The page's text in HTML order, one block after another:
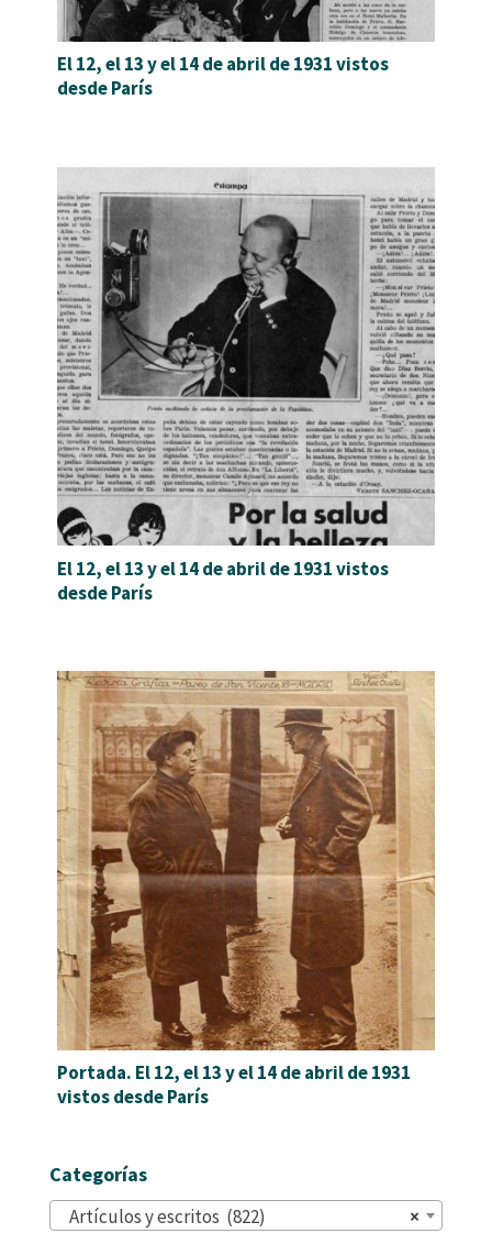
El 12, el 13 y el 14 de abril de 1931 vistos
desde París
El 12, el 13 y el 14 de abril de 1931 vistos
desde París
Portada. El 12, el 13 y el 14 de abril de 1931
vistos desde París
Categorías
×
Artículos y escritos (822)